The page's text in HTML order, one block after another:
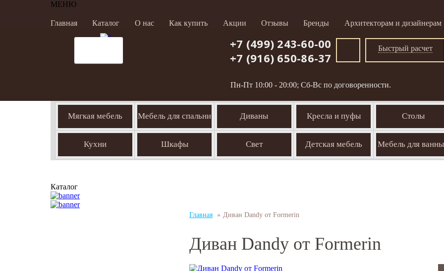
МЕНЮ
Главная Каталог О нас Как купить Акции Отзывы Бренды Архитекторам и дизайнерам
Пн-Пт 10:00 - 20:00; Сб-Вс по договоренности.
+7 (499) 243-60-00
+7 (916) 650-86-37
Быстрый расчет
Мягкая мебель Мебель для спальни Диваны Кресла и пуфы Столы
Кухни Шкафы Свет Детская мебель Мебель для
Каталог
Главная » Диван Dandy от Formerin
Диван Dandy от Formerin